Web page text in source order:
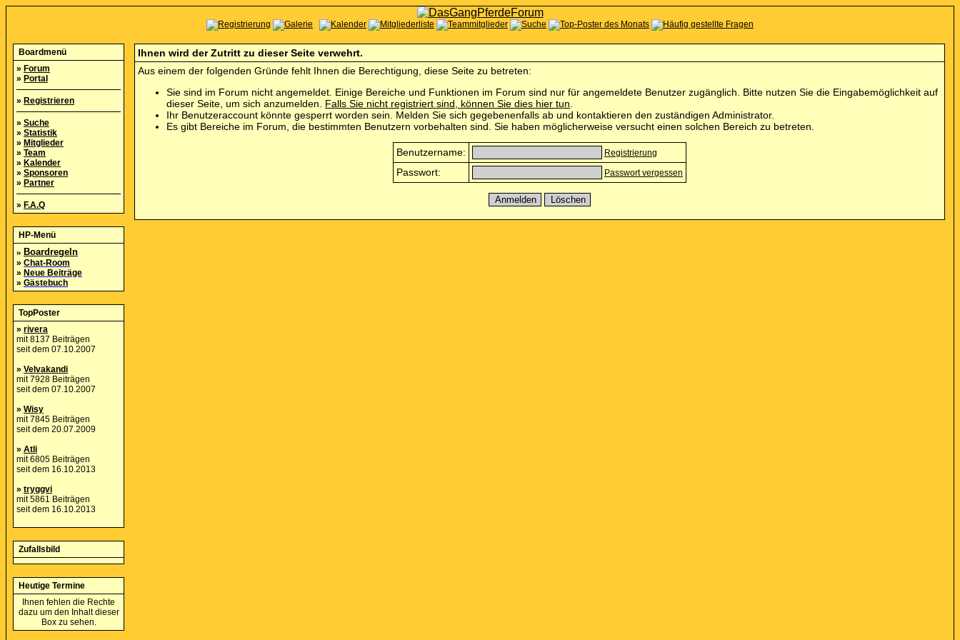
Boardmenü
» Forum
» Portal
» Registrieren
» Suche
» Statistik
» Mitglieder
» Team
» Kalender
» Sponsoren
» Partner
» F.A.Q
HP-Menü
» Boardregeln
» Chat-Room
» Neue Beiträge
» Gästebuch
TopPoster
» rivera
mit 8137 Beiträgen
seit dem 07.10.2007
» Velvakandi
mit 7928 Beiträgen
seit dem 07.10.2007
» Wisy
mit 7845 Beiträgen
seit dem 20.07.2009
» Atli
mit 6805 Beiträgen
seit dem 16.10.2013
» tryggvi
mit 5861 Beiträgen
seit dem 16.10.2013
Zufallsbild
Heutige Termine
Ihnen fehlen die Rechte
dazu um den Inhalt dieser
Box zu sehen.
Ihnen wird der Zutritt zu dieser Seite verwehrt.
Aus einem der folgenden Gründe fehlt Ihnen die Berechtigung, diese Seite zu betreten:
Sie sind im Forum nicht angemeldet. Einige Bereiche und Funktionen im Forum sind nur für angemeldete Benutzer zugänglich. Bitte nutzen Sie die Eingabemöglichkeit auf
dieser Seite, um sich anzumelden. Falls Sie nicht registriert sind, können Sie dies hier tun
Ihr Benutzeraccount könnte gesperrt worden sein. Melden Sie sich gegebenenfalls ab und kontaktieren den zuständigen Administrator.
Es gibt Bereiche im Forum, die bestimmten Benutzern vorbehalten sind. Sie haben möglicherweise versucht einen solchen Bereich zu betreten.
Benutzername: Registrierung
Passwort: Passwort vergessen